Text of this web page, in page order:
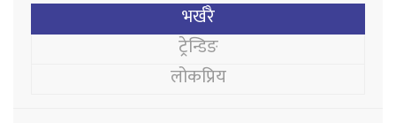
भर्खरै
ट्रेन्डिङ
लोकप्रिय